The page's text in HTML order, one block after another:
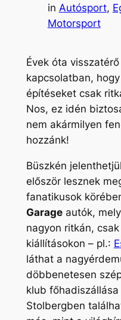
in Autósport,
Motorsport
Évek óta
kapcsolatban,
építéseket csak
Nos, ez idén
nem akármilyen
hozzánk!
Büszkén
először lesznek
fanatikusok
Garageautók,
nagyon ritkán,
kiállításokon – pl.:
láthat a
döbbenetesen
klub
Stolbergben